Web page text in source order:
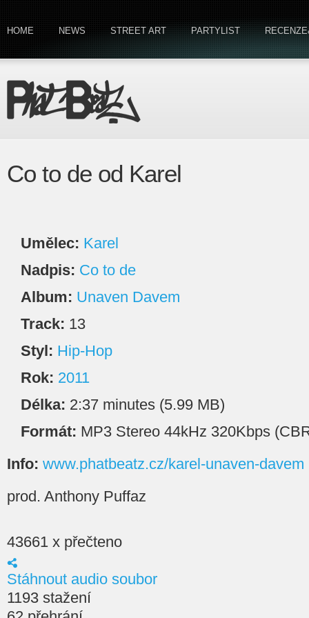
HOME NEWS STREET ART PARTYLIST
Co to de od Karel
Umělec: Karel
Nadpis: Co to de
Album: Unaven Davem
Track: 13
Styl: Hip-Hop
Rok: 2011
Délka: 2:37 minutes (5.99 MB)
Formát: MP3 Stereo 44kHz 320Kbps
Info: www.phatbeatz.cz/karel-unaven-davem
prod. Anthony Puffaz
43661 x přečteno
Stáhnout audio soubor
1193 stažení